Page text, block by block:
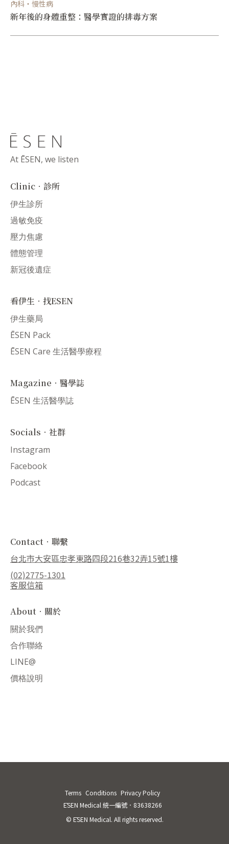
內科・慢性病
新年後的身體重整：醫學實證的排毒方案
At ĒSEN, we listen
Clinic．診所
伊生診所
過敏免疫
壓力焦慮
體態管理
新冠後遺症
看伊生．找ESEN
伊生藥局
ĒSEN Pack
ĒSEN Care 生活醫學療程
Magazine．醫學誌
ĒSEN 生活醫學誌
Socials．社群
Instagram
Facebook
Podcast
Contact．聯繫
台北市大安區忠孝東路四段216巷32弄15號1樓
(02)2775-1301
客服信箱
About．關於
關於我們
合作聯絡
LINE@
價格說明
Terms Conditions Privacy Policy
ĒSEN Medical 統一編號．83638266
© ĒSEN Medical. All rights reserved.